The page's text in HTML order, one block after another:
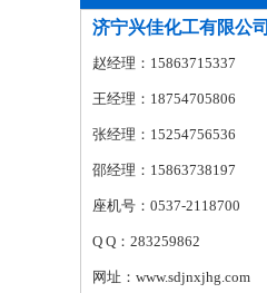
济宁兴佳化工有限公司
赵经理：15863715337
王经理：18754705806
张经理：15254756536
邵经理：15863738197
座机号：0537-2118700
Q Q：283259862
网址：www.sdjnxjhg.com